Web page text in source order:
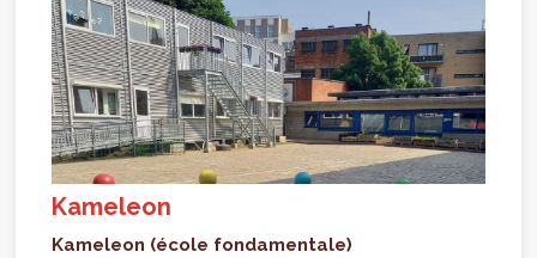
Kameleon
Kameleon (école fondamentale)